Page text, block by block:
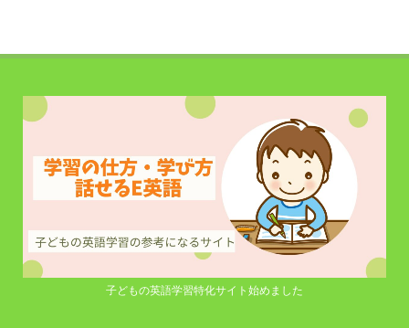
子どもの英語学習特化サイト始めました